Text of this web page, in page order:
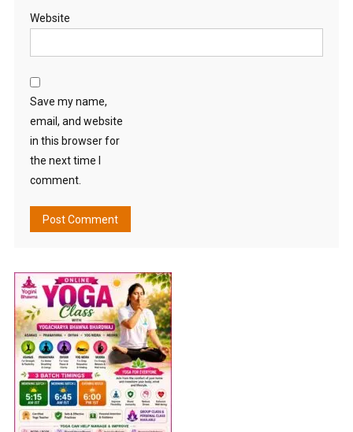
Website
Save my name,
email, and website
in this browser for
the next time I
comment.